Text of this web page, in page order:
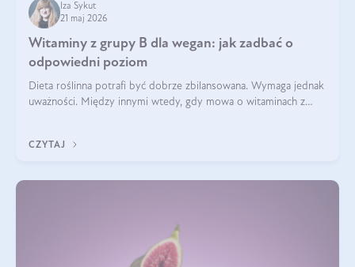
Iza Sykut
21 maj 2026
Witaminy z grupy B dla wegan: jak zadbać o
odpowiedni poziom
Dieta roślinna potrafi być dobrze zbilansowana. Wymaga jednak
uważności. Między innymi wtedy, gdy mowa o witaminach z
CZYTAJ